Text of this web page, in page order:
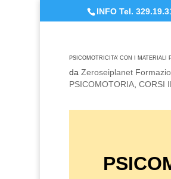
INFO Tel.
PSICOMOTRICITA’ CON I MATERIALI
daZeroseiplanet
PSICOMOTORIA ,CORSI